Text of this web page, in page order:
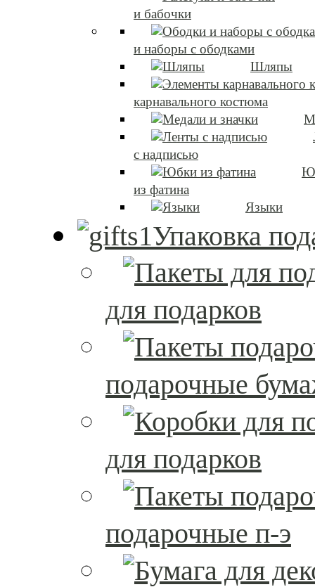
и бабочки
и наборы с ободками
Шляпы
карнавального костюма
с надписью
из фатина
Языки
Упаковка
для подарков
подарочные
для подарков
подарочные п-э